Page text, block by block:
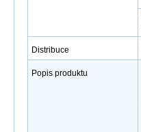
Distribuce
Popis produktu